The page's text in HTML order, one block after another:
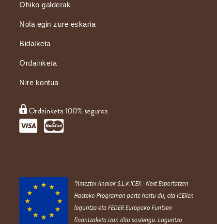
Ohiko galderak
Nola egin zure eskaria
Bidalketa
Ordainketa
Nire kontua
"Ameztoi Anaiak S.L.k ICEX ‐ Next Esportatzen
Hasteko Programan parte hartu du, eta ICEXen
laguntza eta FEDER Europako Funtsen
finantzaketa izan ditu sostengu. Laguntza